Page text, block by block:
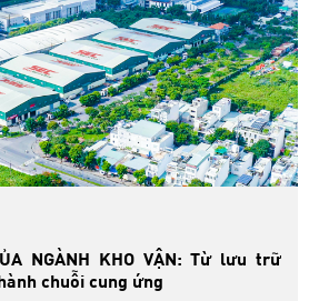
NGÀNH KHO VẬN: Từ lưu trữ
chuỗi cung ứng